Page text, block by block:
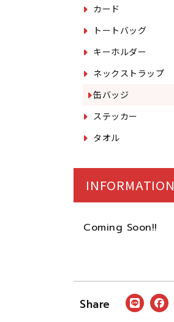
カード
トートバッグ
キーホルダー
ネックストラップ
缶バッジ
ステッカー
タオル
INFORMATION
Coming Soon!!